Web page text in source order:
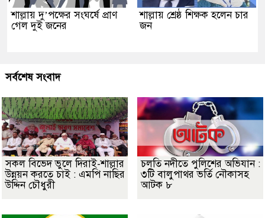
শাল্লায় দু’পক্ষের সংঘর্ষে প্রাণ
গেল দুই জনের
শাল্লায় শ্রেষ্ঠ শিক্ষক হলেন চার
জন
সর্বশেষ সংবাদ
সকল বিভেদ ভুলে দিরাই-শাল্লার
উন্নয়ন করতে চাই : এমপি নাছির
উদ্দিন চৌধুরী
চলতি নদীতে পুলিশের অভিযান :
৩টি বালুপাথর ভর্তি নৌকাসহ
আটক ৮